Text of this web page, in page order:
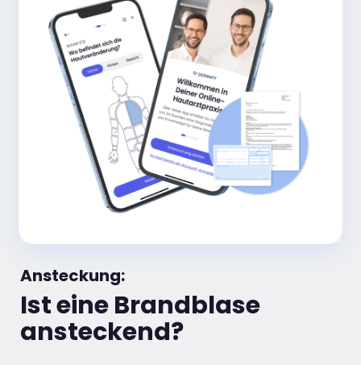
Ansteckung:
Ist eine Brandblase
ansteckend?